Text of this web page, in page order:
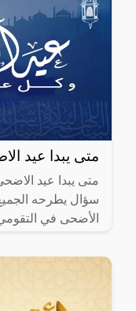
متى يبدا عيد
سؤال يطرحه الجميع
الأضحى في